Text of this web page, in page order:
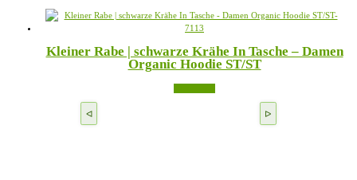
auf
gewählt
werden
weist
auf.
Die
Kleiner Rabe | schwarze Krähe In Tasche – Damen
Organic Hoodie ST/ST